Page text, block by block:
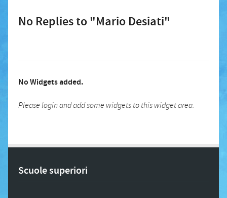
No Replies to "Mario Desiati"
No Widgets added.
Please login and add some widgets to this widget area.
Scuole superiori